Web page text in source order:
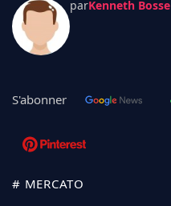
parKenneth Bosse
S'abonner
# MERCATO